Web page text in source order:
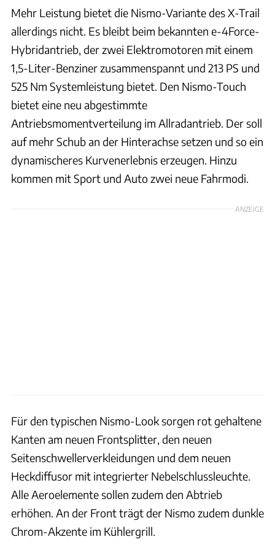
Mehr Leistung bietet die Nismo-Variante des X-Trail
allerdings nicht. Es bleibt beim bekannten e-4Force-
Hybridantrieb, der zwei Elektromotoren mit einem
1,5-Liter-Benziner zusammenspannt und 213 PS und
525 Nm Systemleistung bietet. Den Nismo-Touch
bietet eine neu abgestimmte
Antriebsmomentverteilung im Allradantrieb. Der soll
auf mehr Schub an der Hinterachse setzen und so ein
dynamischeres Kurvenerlebnis erzeugen. Hinzu
kommen mit Sport und Auto zwei neue Fahrmodi.
ANZEIGE
Für den typischen Nismo-Look sorgen rot gehaltene
Kanten am neuen Frontsplitter, den neuen
Seitenschwellerverkleidungen und dem neuen
Heckdiffusor mit integrierter Nebelschlussleuchte.
Alle Aeroelemente sollen zudem den Abtrieb
erhöhen. An der Front trägt der Nismo zudem dunkle
Chrom-Akzente im Kühlergrill.